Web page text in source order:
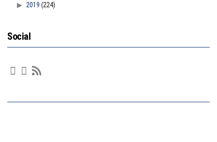
2019 (224)
Social